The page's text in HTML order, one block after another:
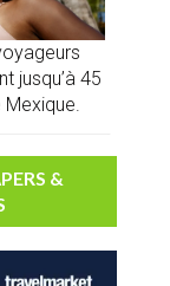
jusqu’à 45
&